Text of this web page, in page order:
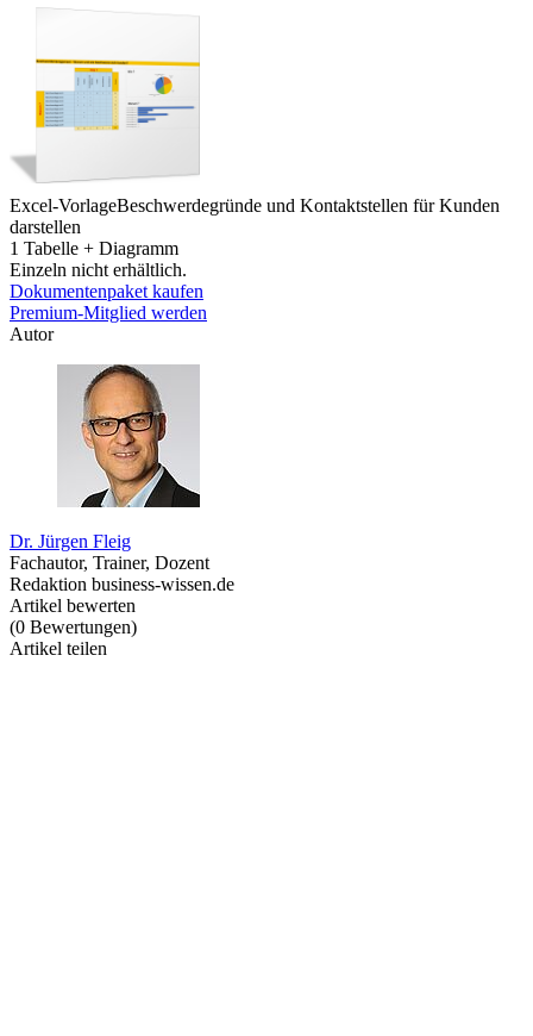
Excel-VorlageBeschwerdegründe und Kontaktstellen für Kunden
darstellen
1 Tabelle + Diagramm
Einzeln nicht erhältlich.
Dokumentenpaket kaufen
Premium-Mitglied werden
Autor
Dr. Jürgen Fleig
Fachautor, Trainer, Dozent
Redaktion business-wissen.de
Artikel bewerten
(0 Bewertungen)
Artikel teilen